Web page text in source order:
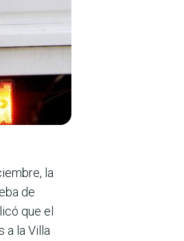
la
de
que el
a la Villa